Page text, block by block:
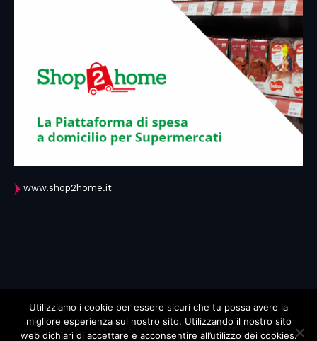
www.shop2home.it
Utilizziamo i cookie per essere sicuri che tu possa avere la
migliore esperienza sul nostro sito. Utilizzando il nostro sito
web dichiari di accettare e acconsentire all’utilizzo dei cookies.